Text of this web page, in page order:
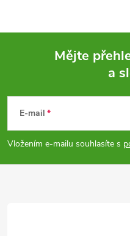
p
Mějte
a
E-mail
Vložením e-mailu souhlasíte s